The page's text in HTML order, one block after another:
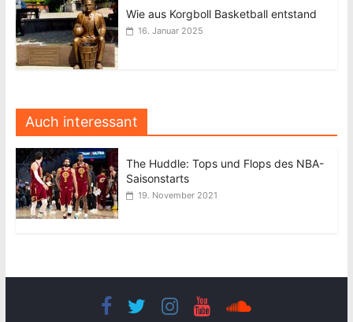
Wie aus Korgboll Basketball entstand
16. Januar 2025
Auch interessant
The Huddle: Tops und Flops des NBA-
Saisonstarts
19. November 2021